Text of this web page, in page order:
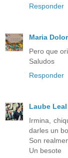
Responder
Maria
Pero que
Saludos
Responder
Laube Leal
Irmina,
darles un
Son
Un besote